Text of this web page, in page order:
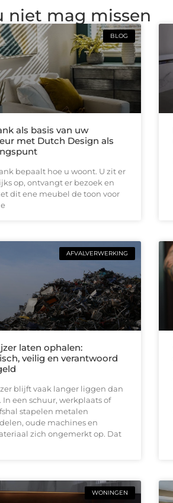
niet mag missen
BLOG
als basis van uw
met Dutch Design als
bepaalt hoe u woont. U zit er
op, ontvangt er bezoek en
dit ene meubel de toon voor
AFVALVERWERKING
laten ophalen:
veilig en verantwoord
blijft vaak langer liggen dan
In een schuur, werkplaats of
stapelen metalen
oude machines en
zich ongemerkt op. Dat
WONINGEN